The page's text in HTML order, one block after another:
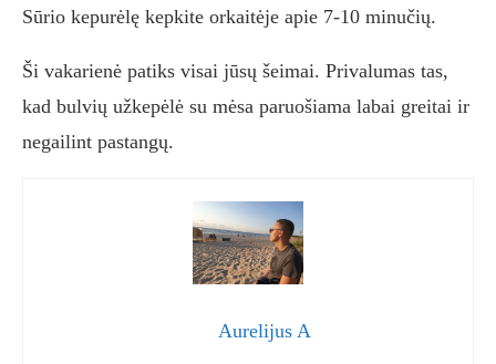
Sūrio kepurėlę kepkite orkaitėje apie 7-10 minučių.
Ši vakarienė patiks visai jūsų šeimai. Privalumas tas,
kad bulvių užkepėlė su mėsa paruošiama labai greitai ir
negailint pastangų.
Aurelijus A